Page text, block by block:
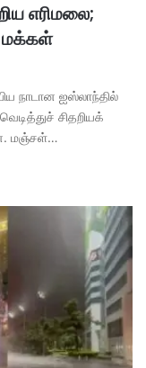
எரிமலை;
மக்கள்
நாடான ஐஸ்லாந்தில்
சிதறியக்
மஞ்சள்…